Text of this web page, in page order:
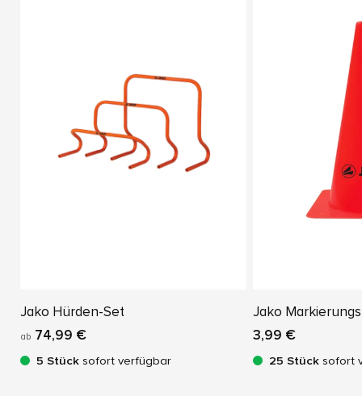
Jako Hürden-Set
ab 74,99 €
5 Stück sofort verfügbar
Jako
3,99 €
25 Stück sofort